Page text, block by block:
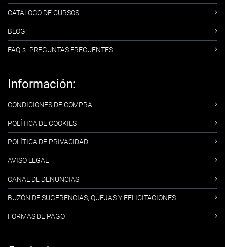
CATÁLOGO DE CURSOS
BLOG
FAQ´s -PREGUNTAS FRECUENTES
Información:
CONDICIONES DE COMPRA
POLÍTICA DE COOKIES
POLÍTICA DE PRIVACIDAD
AVISO LEGAL
CANAL DE DENUNCIAS
BUZÓN DE SUGERENCIAS, QUEJAS Y FELICITACIONES
FORMAS DE PAGO